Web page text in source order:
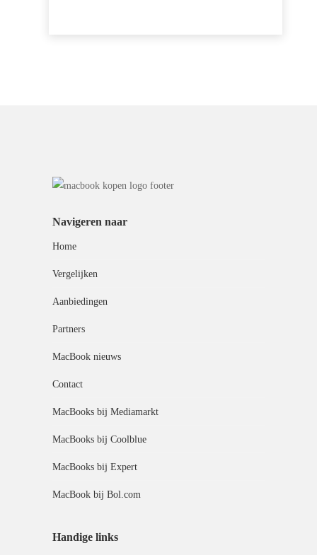
Navigeren naar
Home
Vergelijken
Aanbiedingen
Partners
MacBook nieuws
Contact
MacBooks bij Mediamarkt
MacBooks bij Coolblue
MacBooks bij Expert
MacBook bij Bol.com
Handige links